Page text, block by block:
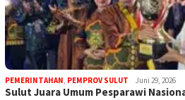
PEMERINTAHAN, PEMPROV SULUT Juni 29, 2026
Sulut Juara Umum Pesparawi